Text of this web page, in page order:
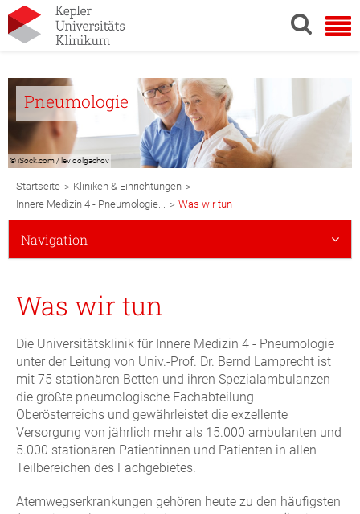
Pneumologie
© iSock.com / lev dolgachov
Breadcrumb
Navigation
Startseite > Kliniken & Einrichtungen >
Innere Medizin 4 - Pneumologie... > Was wir tun
Subnavigation
Mobile
Navigation
Was wir tun
Die Universitätsklinik für Innere Medizin 4 - Pneumologie
unter der Leitung von Univ.-Prof. Dr. Bernd Lamprecht ist
mit 75 stationären Betten und ihren Spezialambulanzen
die größte pneumologische Fachabteilung
Oberösterreichs und gewährleistet die exzellente
Versorgung von jährlich mehr als 15.000 ambulanten und
5.000 stationären Patientinnen und Patienten in allen
Teilbereichen des Fachgebietes.
Atemwegserkrankungen gehören heute zu den häufigsten